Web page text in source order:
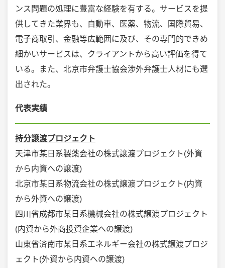
ンス問題の処理に豊富な経験を有する。サービスを提
供してきた業界も、自動車、医薬、物流、国際貿易、
電子商取引、金融等広範囲に及び、その専門的できめ
細かいサービスは、クライアントから高い評価を得て
いる。また、北京市弁護士協会渉外弁護士人材にも選
出された。
代表実績
持分譲渡プロジェクト
天津市某日系製薬会社の株式譲渡プロジェクト(外資
から内資への譲渡)
北京市某日系物流会社の株式譲渡プロジェクト(内資
から外資への譲渡)
四川省成都市某日系機械会社の株式譲渡プロジェクト
(内資から外商投資企業への譲渡)
山東省済南市某日系エネルギー会社の株式譲渡プロジ
ェクト(外資から内資への譲渡)